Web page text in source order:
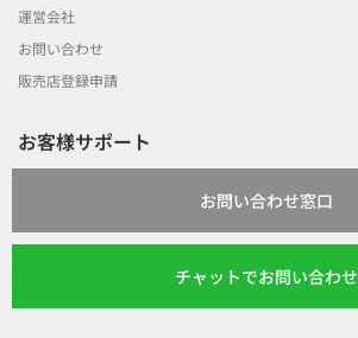
運営会社
お問い合わせ
販売店登録申請
お客様サポート
お問い合わせ窓口
チャットでお問い合わせ